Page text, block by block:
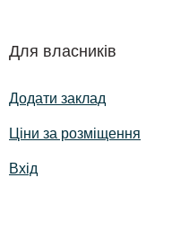
Для власників
Додати заклад
Ціни за розміщення
Вхід